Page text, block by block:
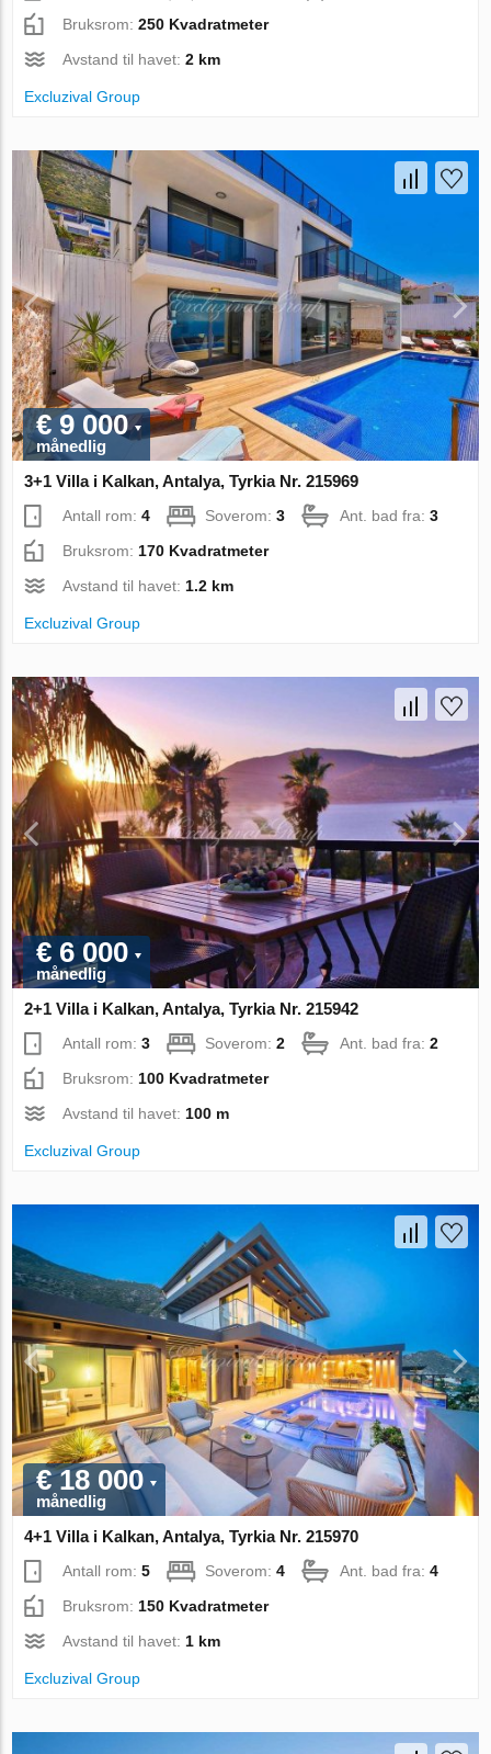
Bruksrom:250 Kvadratmeter
Avstand til havet:2 km
Excluzival Group
€ 9 000
månedlig
3+1 Villa i Kalkan, Antalya, Tyrkia Nr. 215969
Antall rom:4 Soverom:3 Ant. bad fra:3
Bruksrom:170 Kvadratmeter
Avstand til havet:1.2 km
Excluzival Group
€ 6 000
månedlig
2+1 Villa i Kalkan, Antalya, Tyrkia Nr. 215942
Antall rom:3 Soverom:2 Ant. bad fra:2
Bruksrom: 100 Kvadratmeter
Avstand til havet: 100 m
Excluzival Group
€ 18 000
månedlig
4+1 Villa i Kalkan, Antalya, Tyrkia Nr. 215970
Antall rom:5 Soverom:4 Ant. bad fra:4
Bruksrom: 150 Kvadratmeter
Avstand til havet: 1 km
Excluzival Group